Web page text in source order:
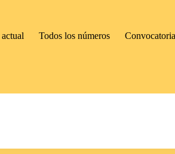
Todos los números